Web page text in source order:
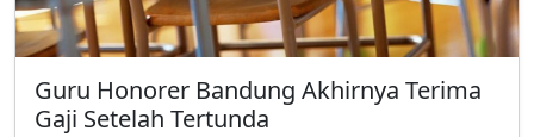
Guru Honorer Bandung Akhirnya Terima
Gaji Setelah Tertunda